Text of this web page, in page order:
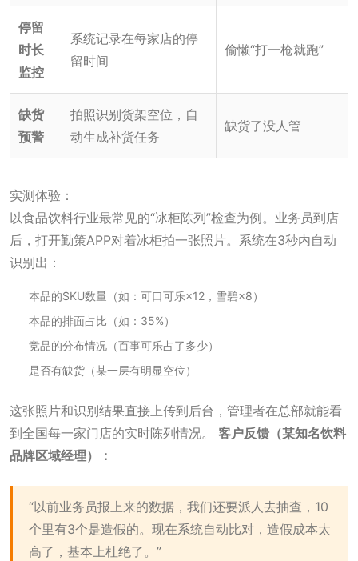
停留
时长
监控
系统记录在每家店的停
留时间
偷懒“打一枪就跑”
缺货
预警
拍照识别货架空位，自
动生成补货任务
缺货了没人管
实测体验：
以食品饮料行业最常见的“冰柜陈列”检查为例。业务员到店
后，打开勤策APP对着冰柜拍一张照片。系统在3秒内自动
识别出：
本品的SKU数量（如：可口可乐×12，雪碧×8）
本品的排面占比（如：35%）
竞品的分布情况（百事可乐占了多少）
是否有缺货（某一层有明显空位）
这张照片和识别结果直接上传到后台，管理者在总部就能看
到全国每一家门店的实时陈列情况。 客户反馈（某知名饮料
品牌区域经理）：
“以前业务员报上来的数据，我们还要派人去抽查，10
个里有3个是造假的。现在系统自动比对，造假成本太
高了，基本上杜绝了。”